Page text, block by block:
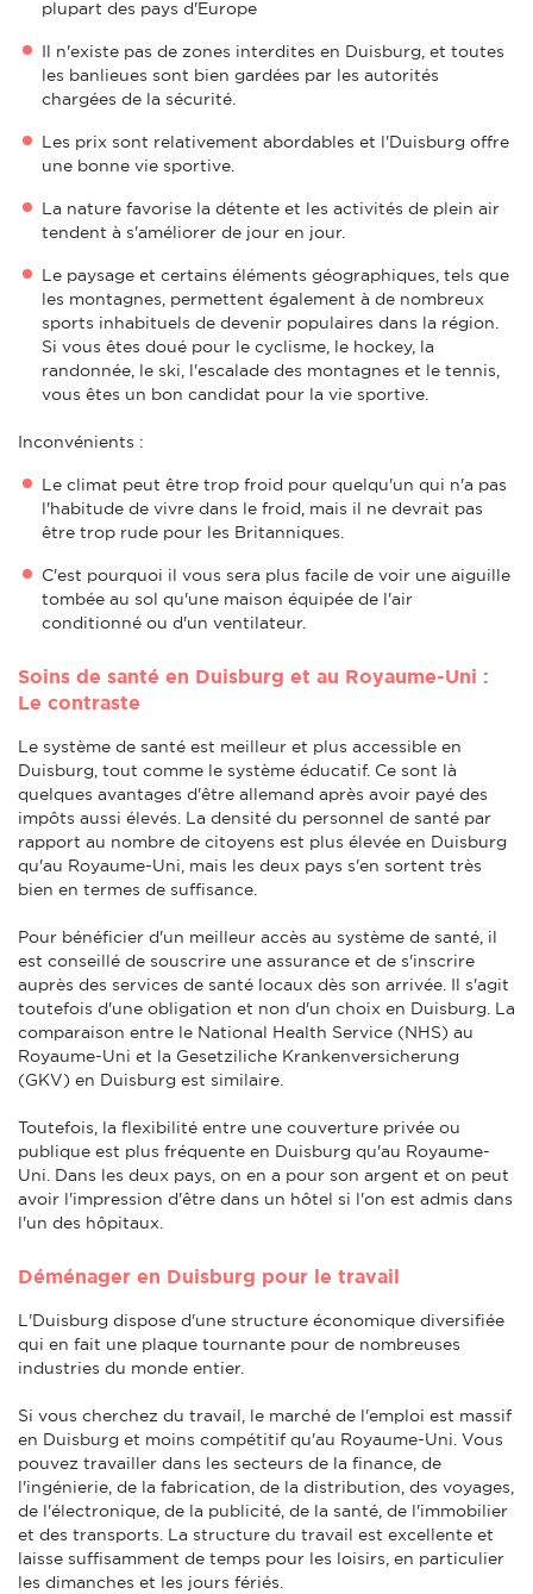
plupart des pays d'Europe
Il n'existe pas de zones interdites en Duisburg, et toutes
les banlieues sont bien gardées par les autorités
chargées de la sécurité.
Les prix sont relativement abordables et l'Duisburg offre
une bonne vie sportive.
La nature favorise la détente et les activités de plein air
tendent à s'améliorer de jour en jour.
Le paysage et certains éléments géographiques, tels que
les montagnes, permettent également à de nombreux
sports inhabituels de devenir populaires dans la région.
Si vous êtes doué pour le cyclisme, le hockey, la
randonnée, le ski, l'escalade des montagnes et le tennis,
vous êtes un bon candidat pour la vie sportive.
Inconvénients :
Le climat peut être trop froid pour quelqu'un qui n'a pas
l'habitude de vivre dans le froid, mais il ne devrait pas
être trop rude pour les Britanniques.
C'est pourquoi il vous sera plus facile de voir une aiguille
tombée au sol qu'une maison équipée de l'air
conditionné ou d'un ventilateur.
Soins de santé en Duisburg et au Royaume-Uni :
Le contraste
Le système de santé est meilleur et plus accessible en
Duisburg, tout comme le système éducatif. Ce sont là
quelques avantages d'être allemand après avoir payé des
impôts aussi élevés. La densité du personnel de santé par
rapport au nombre de citoyens est plus élevée en Duisburg
qu'au Royaume-Uni, mais les deux pays s'en sortent très
bien en termes de suffisance.
Pour bénéficier d'un meilleur accès au système de santé, il
est conseillé de souscrire une assurance et de s'inscrire
auprès des services de santé locaux dès son arrivée. Il s'agit
toutefois d'une obligation et non d'un choix en Duisburg. La
comparaison entre le National Health Service (NHS) au
Royaume-Uni et la Gesetziliche Krankenversicherung
(GKV) en Duisburg est similaire.
Toutefois, la flexibilité entre une couverture privée ou
publique est plus fréquente en Duisburg qu'au Royaume-
Uni. Dans les deux pays, on en a pour son argent et on peut
avoir l'impression d'être dans un hôtel si l'on est admis dans
l'un des hôpitaux.
Déménager en Duisburg pour le travail
L'Duisburg dispose d'une structure économique diversifiée
qui en fait une plaque tournante pour de nombreuses
industries du monde entier.
Si vous cherchez du travail, le marché de l'emploi est massif
en Duisburg et moins compétitif qu'au Royaume-Uni. Vous
pouvez travailler dans les secteurs de la finance, de
l'ingénierie, de la fabrication, de la distribution, des voyages,
de l'électronique, de la publicité, de la santé, de l'immobilier
et des transports. La structure du travail est excellente et
laisse suffisamment de temps pour les loisirs, en particulier
les dimanches et les jours fériés.